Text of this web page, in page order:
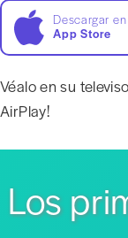
Descargar en
App Store
Véalo en su
AirPlay!
Los